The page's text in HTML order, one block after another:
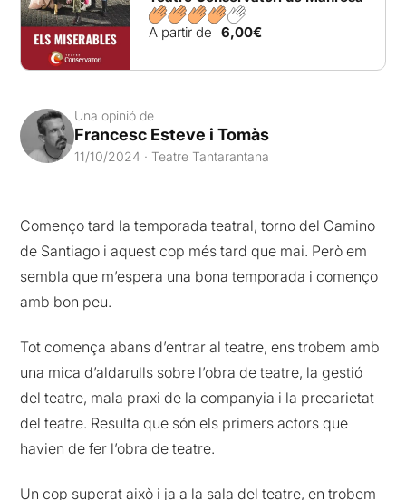
A partir de 6,00€
Una opinió de
Francesc Esteve i Tomàs
11/10/2024 · Teatre Tantarantana
Començo tard la temporada teatral, torno del Camino
de Santiago i aquest cop més tard que mai. Però em
sembla que m’espera una bona temporada i començo
amb bon peu.
Tot comença abans d’entrar al teatre, ens trobem amb
una mica d’aldarulls sobre l’obra de teatre, la gestió
del teatre, mala praxi de la companyia i la precarietat
del teatre. Resulta que són els primers actors que
havien de fer l’obra de teatre.
Un cop superat això i ja a la sala del teatre, en trobem